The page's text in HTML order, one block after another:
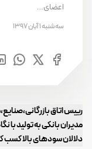
اعضای…
سه‌شنبه 1 آبان 1397
رییس اتاق
مدیران بانکی به تولید با
دلالان سودهای بالا کسب